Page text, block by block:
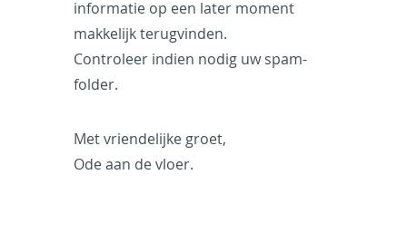
informatie op een later moment
makkelijk terugvinden.
Controleer indien nodig uw spam-
folder.
Met vriendelijke groet,
Ode aan de vloer.